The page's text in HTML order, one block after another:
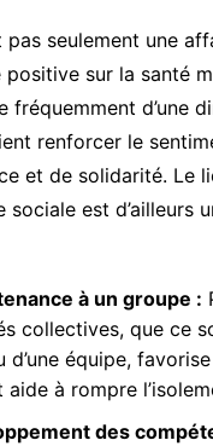
pas seulement une
positive sur la santé
fréquemment d’une
renforcer le
et de solidarité. Le
est d’ailleurs
à un groupe :
collectives, que ce
d’une équipe,
aide à rompre
des